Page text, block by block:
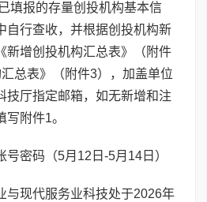
填报的存量创投机构基本信
自行查收，并根据创投机构新
新增创投机构汇总表》（附件
总表》（附件3），加盖单位
技厅指定邮箱，如无新增和注
附件1。
号密码（5月12日-5月14日）
与现代服务业科技处于2026年